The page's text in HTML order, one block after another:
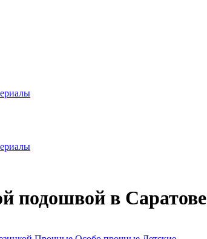
подошвой в Саратове